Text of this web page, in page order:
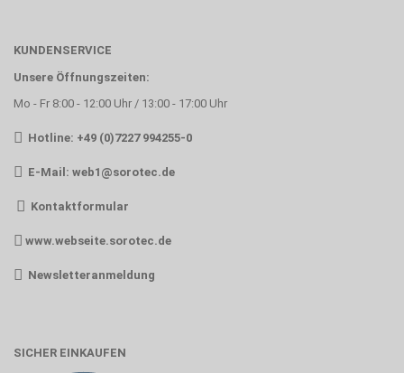
KUNDENSERVICE
Unsere Öffnungszeiten:
Mo - Fr 8:00 - 12:00 Uhr / 13:00 - 17:00 Uhr
Hotline: +49 (0)7227 994255-0
E-Mail: web1@sorotec.de
Kontaktformular
www.webseite.sorotec.de
Newsletteranmeldung
SICHER EINKAUFEN